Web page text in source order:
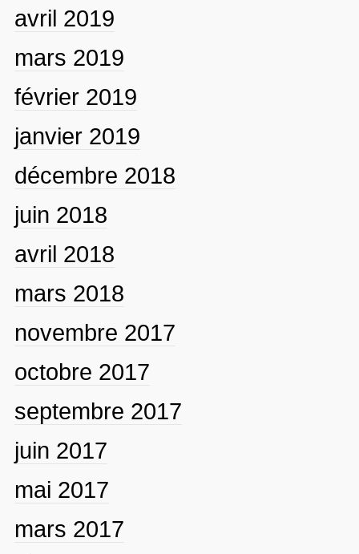
avril 2019
mars 2019
février 2019
janvier 2019
décembre 2018
juin 2018
avril 2018
mars 2018
novembre 2017
octobre 2017
septembre 2017
juin 2017
mai 2017
mars 2017